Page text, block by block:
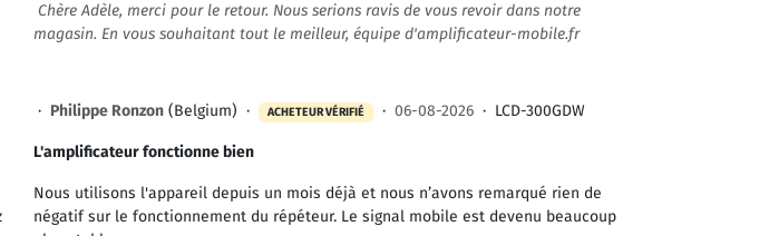
Chère Adèle, merci pour le retour. Nous serions ravis de vous revoir dans notre
magasin. En vous souhaitant tout le meilleur, équipe d'amplificateur-mobile.fr
· Philippe Ronzon (Belgium) · ACHETEUR VÉRIFIÉ · 06-08-2026 · LCD-300GDW
L'amplificateur fonctionne bien
Nous utilisons l'appareil depuis un mois déjà et nous n’avons remarqué rien de
négatif sur le fonctionnement du répéteur. Le signal mobile est devenu beaucoup